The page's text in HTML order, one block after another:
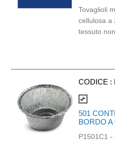
Tovaglioli
cellulosa a
tessuto non
Ecolabel
CODICE :
compare_arrows
501
BORDO
P1501C1 -